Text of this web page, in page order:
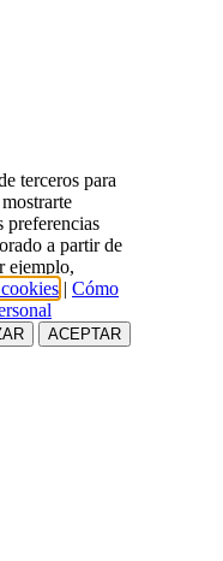
terceros para
preferencias
a partir de
ejemplo,
| Cómo
ACEPTAR